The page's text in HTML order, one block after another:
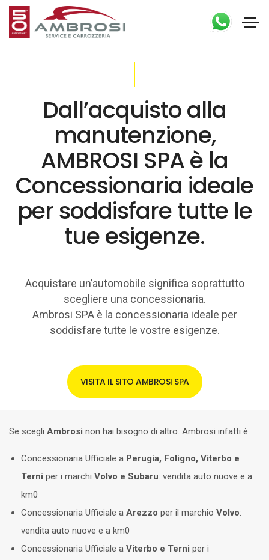
Dall’acquisto alla
manutenzione,
AMBROSI SPA è la
Concessionaria ideale
per soddisfare tutte le
tue esigenze.
Acquistare un’automobile significa soprattutto
scegliere una concessionaria.
Ambrosi SPA è la concessionaria ideale per
soddisfare tutte le vostre esigenze.
VISITA IL SITO AMBROSI SPA
Se scegli Ambrosi non hai bisogno di altro. Ambrosi infatti è:
Concessionaria Ufficiale a Perugia, Foligno, Viterbo e
Terni per i marchi Volvo e Subaru: vendita auto nuove e a
km0
Concessionaria Ufficiale a Arezzo per il marchio Volvo:
vendita auto nuove e a km0
Concessionaria Ufficiale a Viterbo e Terni per i